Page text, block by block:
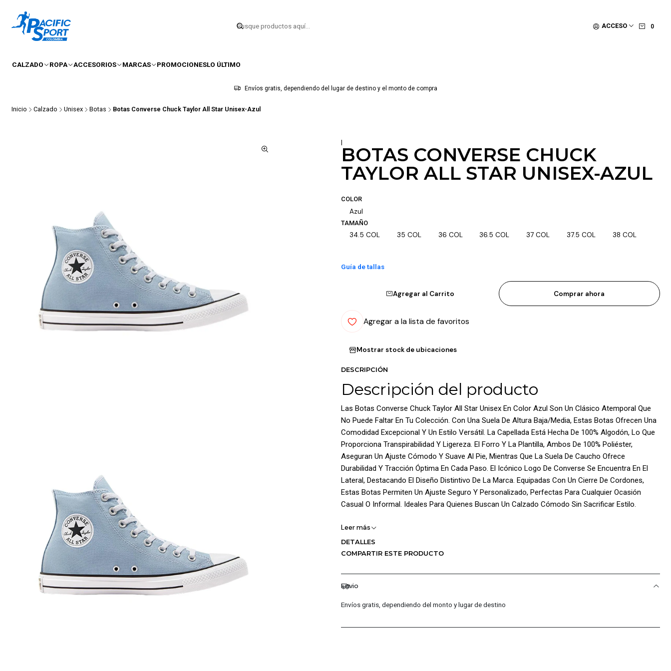
ACCESO 0
CALZADO ROPA ACCESORIOS MARCAS PROMOCIONESLO ÚLTIMO
Envíos gratis, dependiendo del lugar de destino y el monto de compra
Inicio Calzado Unisex Botas Botas Converse Chuck Taylor All Star Unisex-Azul
|
BOTAS CONVERSE CHUCK
TAYLOR ALL STAR UNISEX-AZUL
COLOR
Azul
TAMAÑO
34.5 COL 35 COL 36 COL 36.5 COL 37 COL 37.5 COL 38 COL
Guía de tallas
Agregar al Carrito Comprar ahora
Agregar a la lista de favoritos
Mostrar stock de ubicaciones
DESCRIPCIÓN
Descripción del producto
Las Botas Converse Chuck Taylor All Star Unisex En Color Azul Son Un Clásico Atemporal Que
No Puede Faltar En Tu Colección. Con Una Suela De Altura Baja/Media, Estas Botas Ofrecen Una
Comodidad Excepcional Y Un Estilo Versátil. La Capellada Está Hecha De 100% Algodón, Lo Que
Proporciona Transpirabilidad Y Ligereza. El Forro Y La Plantilla, Ambos De 100% Poliéster,
Aseguran Un Ajuste Cómodo Y Suave Al Pie, Mientras Que La Suela De Caucho Ofrece
Durabilidad Y Tracción Óptima En Cada Paso. El Icónico Logo De Converse Se Encuentra En El
Lateral, Destacando El Diseño Distintivo De La Marca. Equipadas Con Un Cierre De Cordones,
Estas Botas Permiten Un Ajuste Seguro Y Personalizado, Perfectas Para Cualquier Ocasión
Casual O Informal. Ideales Para Quienes Buscan Un Calzado Cómodo Sin Sacrificar Estilo.
¡Ventajas De Comprar En Pacific Sport Colombia!:
Productos Originales: En Pacific Sport Colombia, Solo Vendemos Productos Originales,
Garantizando La Autenticidad Y Calidad De Cada Par De Tenis.
Fabricación, Para Que Compres Con Total Confianza.
Cualquier Consulta O Inconveniente. Nos Esforzamos Por Ofrecer Un Servicio Al Cliente De
Leer más
DETALLES
COMPARTIR ESTE PRODUCTO
Envio
Envíos gratis, dependiendo del monto y lugar de destino